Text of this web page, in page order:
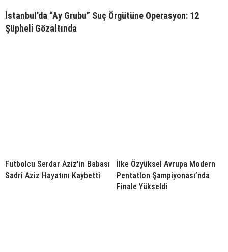
İstanbul’da “Ay Grubu” Suç Örgütüne Operasyon: 12
Şüpheli Gözaltında
Futbolcu Serdar Aziz’in Babası
Sadri Aziz Hayatını Kaybetti
İlke Özyüksel Avrupa Modern
Pentatlon Şampiyonası’nda
Finale Yükseldi